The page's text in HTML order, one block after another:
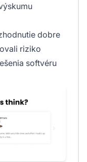
dobre
riziko
softvéru